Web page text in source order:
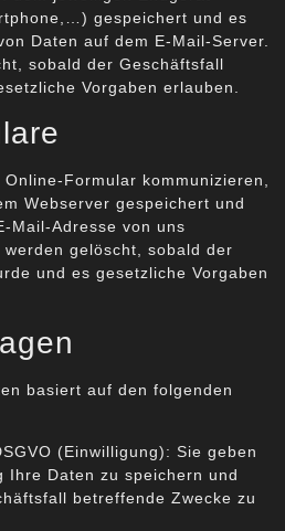
gespeichert und es
Daten auf dem E-Mail-Server.
sobald der Geschäftsfall
Vorgaben erlauben.
Formular kommunizieren,
Webserver gespeichert und
Mail-Adresse von uns
gelöscht, sobald der
und es gesetzliche Vorgaben
basiert auf den folgenden
(Einwilligung): Sie geben
Ihre Daten zu speichern und
betreffende Zwecke zu